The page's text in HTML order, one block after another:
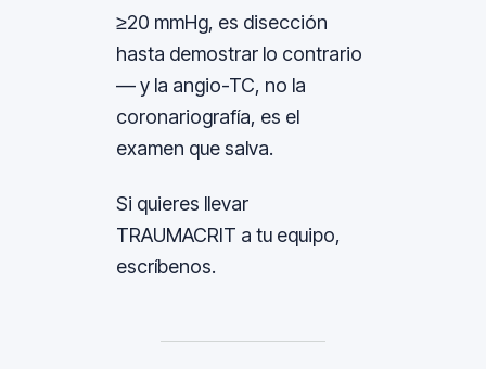
≥20 mmHg, es disección
hasta demostrar lo contrario
— y la angio-TC, no la
coronariografía, es el
examen que salva.
Si quieres llevar
TRAUMACRIT a tu equipo,
escríbenos.